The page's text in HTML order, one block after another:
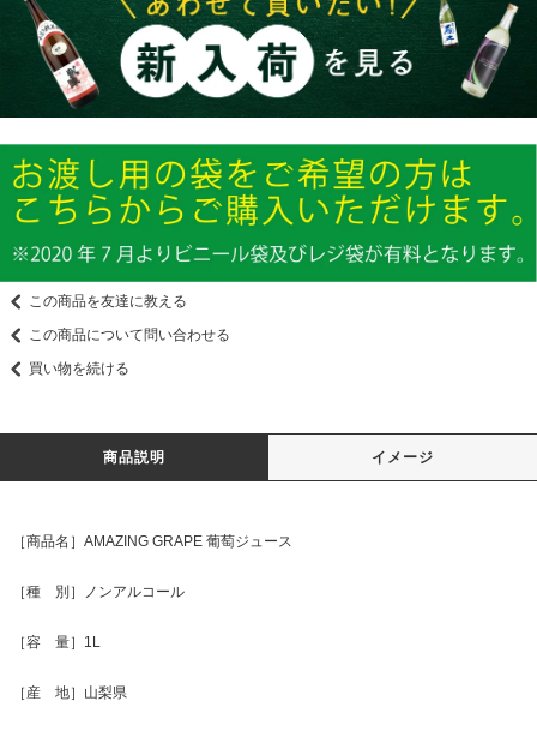
この商品を友達に教える
この商品について問い合わせる
買い物を続ける
商品説明 イメージ
［商品名］AMAZING GRAPE 葡萄ジュース
［種 別］ノンアルコール
［容 量］1L
［産 地］山梨県